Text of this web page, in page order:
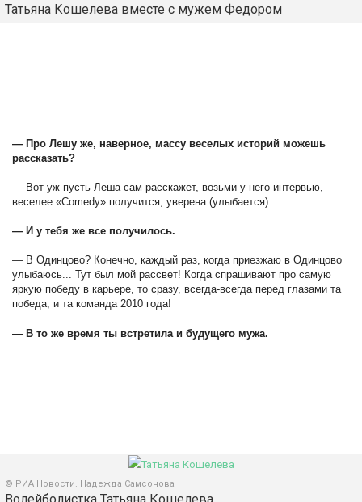
Татьяна Кошелева вместе с мужем Федором
— Про Лешу же, наверное, массу веселых историй можешь
рассказать?
— Вот уж пусть Леша сам расскажет, возьми у него интервью,
веселее «Comedy» получится, уверена (улыбается).
— И у тебя же все получилось.
— В Одинцово? Конечно, каждый раз, когда приезжаю в Одинцово
улыбаюсь... Тут был мой рассвет! Когда спрашивают про самую
яркую победу в карьере, то сразу, всегда-всегда перед глазами та
победа, и та команда 2010 года!
— В то же время ты встретила и будущего мужа.
© РИА Новости. Надежда Самсонова